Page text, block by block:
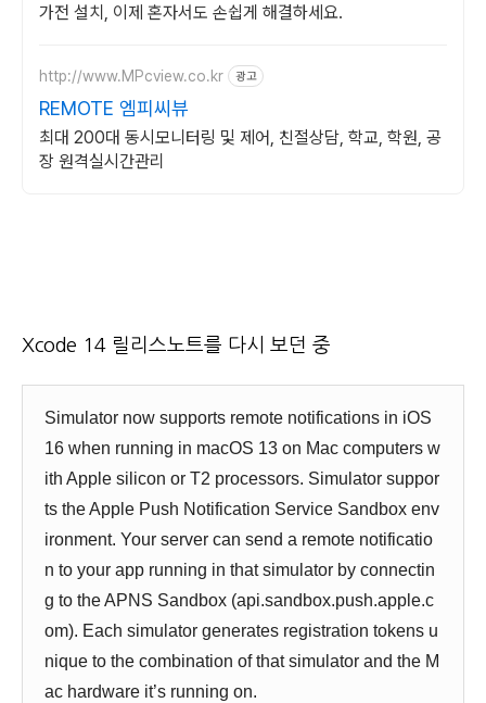
가전 설치, 이제 혼자서도 손쉽게 해결하세요.
http://www.MPcview.co.kr 광고
REMOTE 엠피씨뷰
최대 200대 동시모니터링 및 제어, 친절상담, 학교, 학원, 공
장 원격실시간관리
Xcode 14 릴리스노트를 다시 보던 중
Simulator now supports remote notifications in iOS
16 when running in macOS 13 on Mac computers w
ith Apple silicon or T2 processors. Simulator suppor
ts the Apple Push Notification Service Sandbox env
ironment. Your server can send a remote notificatio
n to your app running in that simulator by connectin
g to the APNS Sandbox (api.sandbox.push.apple.c
om). Each simulator generates registration tokens u
nique to the combination of that simulator and the M
ac hardware it’s running on.